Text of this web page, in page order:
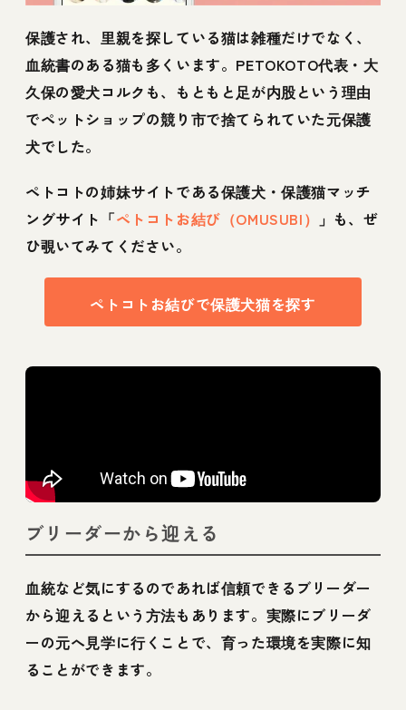
保護され、里親を探している猫は雑種だけでなく、
血統書のある猫も多くいます。PETOKOTO代表・大
久保の愛犬コルクも、もともと足が内股という理由
でペットショップの競り市で捨てられていた元保護
犬でした。
ペトコトの姉妹サイトである保護犬・保護猫マッチ
ングサイト「ペトコトお結び（OMUSUBI） 」も、ぜ
ひ覗いてみてください。
ペトコトお結びで保護犬猫を探す
ブリーダーから迎える
血統など気にするのであれば信頼できるブリーダー
から迎えるという方法もあります。実際にブリーダ
ーの元へ見学に行くことで、育った環境を実際に知
ることができます。